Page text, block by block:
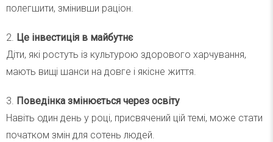
полегшити, змінивши раціон.
2. Це інвестиція в майбутнє
Діти, які ростуть із культурою здорового харчування,
мають вищі шанси на довге і якісне життя.
3. Поведінка змінюється через освіту
Навіть один день у році, присвячений цій темі, може стати
початком змін для сотень людей.